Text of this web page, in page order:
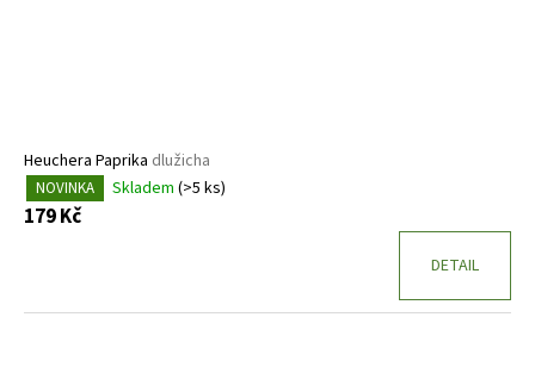
Heuchera Paprika dlužicha
NOVINKA Skladem (>5 ks)
179 Kč
DETAIL